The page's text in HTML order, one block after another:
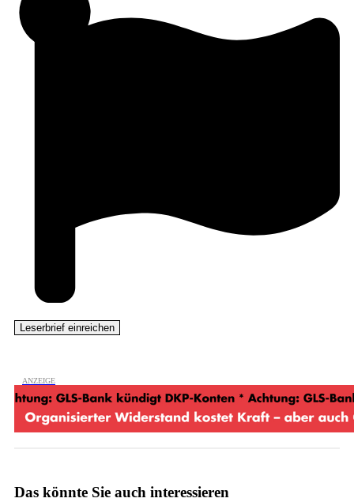
Das könnte Sie auch interessieren